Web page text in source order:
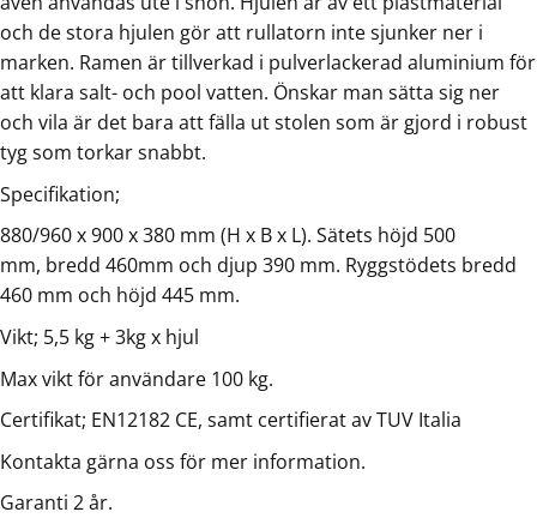
och de stora hjulen gör att rullatorn inte sjunker ner i
marken. Ramen är tillverkad i pulverlackerad aluminium för
att klara salt- och pool vatten. Önskar man sätta sig ner
och vila är det bara att fälla ut stolen som är gjord i robust
tyg som torkar snabbt.
Specifikation;
880/960 x 900 x 380 mm (H x B x L). Sätets höjd 500
mm, bredd 460mm och djup 390 mm. Ryggstödets bredd
460 mm och höjd 445 mm.
Vikt; 5,5 kg + 3kg x hjul
Max vikt för användare 100 kg.
Certifikat; EN12182 CE, samt certifierat av TUV Italia
Kontakta gärna oss för mer information.
Garanti 2 år.